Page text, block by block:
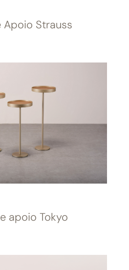
Apoio Strauss
apoio Tokyo